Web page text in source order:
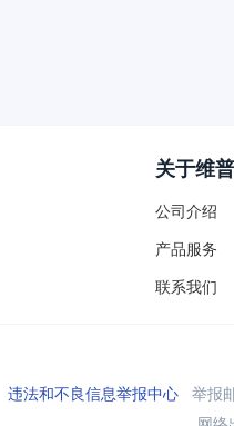
关于维普
公司介绍
产品服务
联系我们
违法和不良信息举报中心举报